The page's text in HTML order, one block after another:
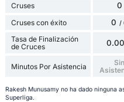
Cruses 0
Cruses con éxito 0 /
Tasa de Finalización
de Cruces
Minutos Por Asistencia
Sin
Rakesh Munusamy no ha dado ninguna
Superliga.